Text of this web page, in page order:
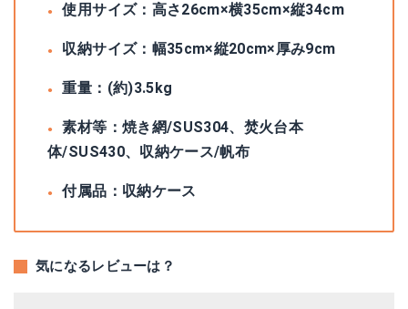
使用サイズ：高さ26cm×横35cm×縦34cm
収納サイズ：幅35cm×縦20cm×厚み9cm
重量：(約)3.5kg
素材等：焼き網/SUS304、焚火台本
体/SUS430、収納ケース/帆布
付属品：収納ケース
気になるレビューは？